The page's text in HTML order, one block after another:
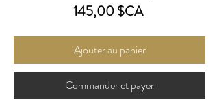
145,00 $CAPrix
Ajouter au panier
Commander et payer